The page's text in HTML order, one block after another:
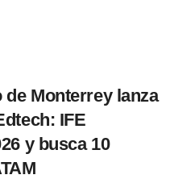
de Monterrey lanza
IFE
y busca 10